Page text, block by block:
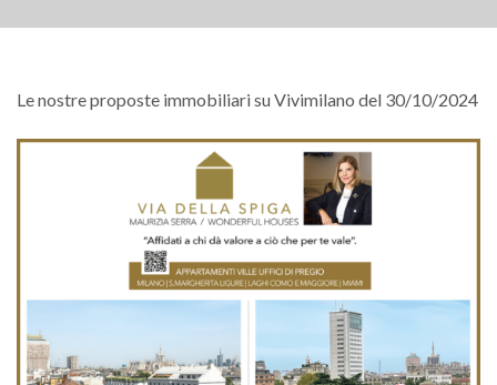
Le nostre proposte immobiliari su Vivimilano del 30/10/2024